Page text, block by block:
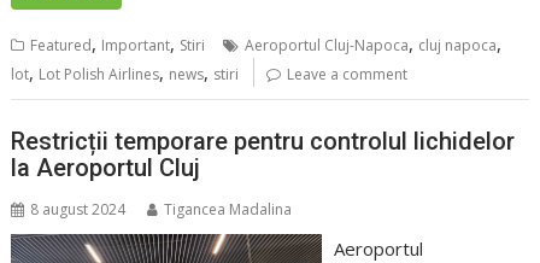
Featured, Important, Stiri Aeroportul Cluj-Napoca, cluj napoca,
lot, Lot Polish Airlines, news, stiri Leave a comment
Restricții temporare pentru controlul lichidelor
la Aeroportul Cluj
8 august 2024 Tigancea Madalina
Aeroportul